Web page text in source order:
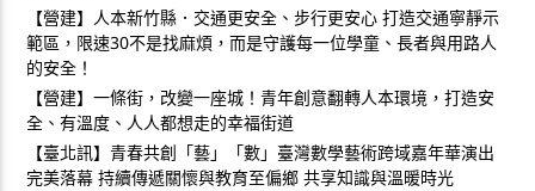
【營建】人本新竹縣．交通更安全、步行更安心 打造交通寧靜示
範區，限速30不是找麻煩，而是守護每一位學童、長者與用路人
的安全！
【營建】一條街，改變一座城！青年創意翻轉人本環境，打造安
全、有溫度、人人都想走的幸福街道
【臺北訊】青春共創「藝」「數」臺灣數學藝術跨域嘉年華演出
完美落幕 持續傳遞關懷與教育至偏鄉 共享知識與溫暖時光